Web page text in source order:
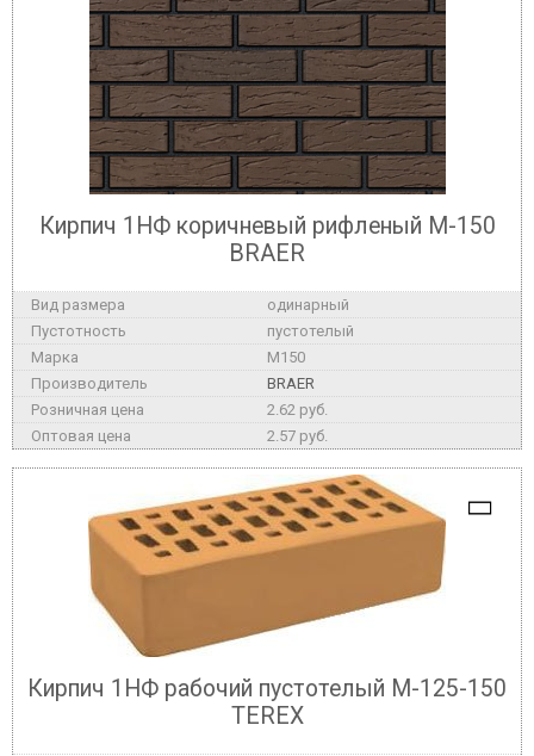
Кирпич 1НФ коричневый рифленый М-150
BRAER
одинарный
пустотелый
M150
BRAER
2.62 руб.
2.57 руб.
Кирпич 1НФ рабочий пустотелый М-125-150
TEREX